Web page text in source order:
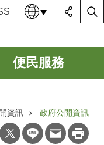
語系
便民服務
資訊 政府公開資訊